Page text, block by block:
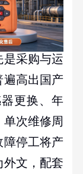
采购与运
遍高出国产
器更换、年
次维修周
障停工将产
文，配套